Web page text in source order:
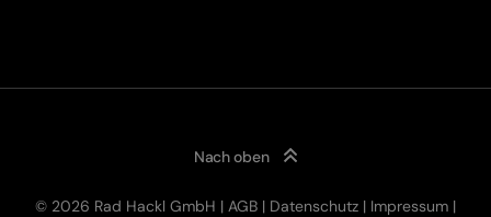
Nach oben
© 2026 Rad Hackl GmbH | AGB | Datenschutz | Impressum |